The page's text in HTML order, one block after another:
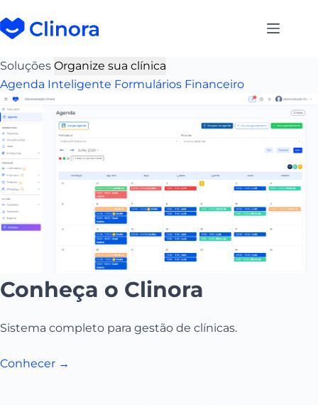
Soluções Organize sua clínica
Agenda Inteligente Formulários Financeiro
Conheça o Clinora
Sistema completo para gestão de clínicas.
Conhecer →